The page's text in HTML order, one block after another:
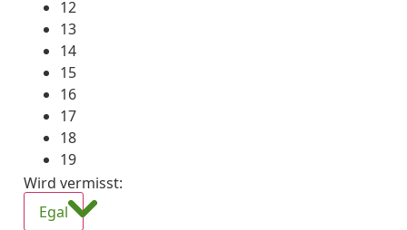
12
13
14
15
16
17
18
19
Wird vermisst:
Egal